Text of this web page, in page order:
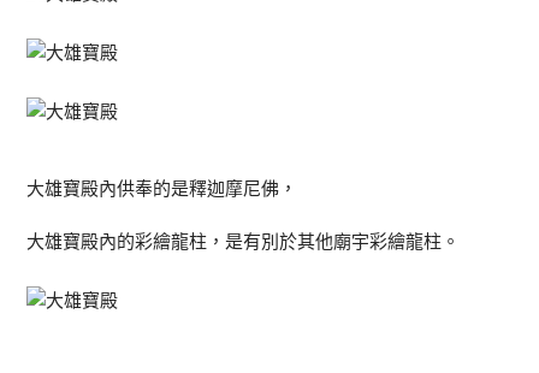
大雄寶殿內供奉的是釋迦摩尼佛，
大雄寶殿內的彩繪龍柱，是有別於其他廟宇彩繪龍柱。